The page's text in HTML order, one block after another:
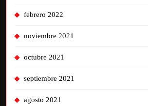
febrero 2022
noviembre 2021
octubre 2021
septiembre 2021
agosto 2021